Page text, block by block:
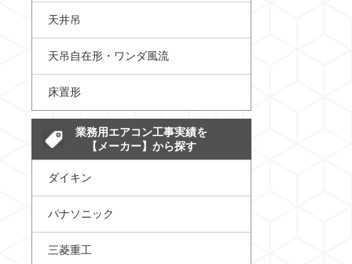
天井吊
天吊自在形・ワンダ風流
床置形
業務用エアコン工事実績を
【メーカー】から探す
ダイキン
パナソニック
三菱重工